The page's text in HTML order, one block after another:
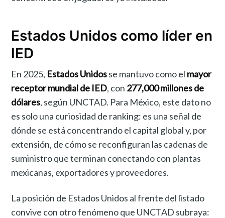
Estados Unidos como líder en
IED
En 2025, Estados Unidosse mantuvo como el mayor
receptor mundial de IED, con 277,000 millones de
dólares, según UNCTAD. Para México, este dato no
es solo una curiosidad de ranking: es una señal de
dónde se está concentrando el capital global y, por
extensión, de cómo se reconfiguran las cadenas de
suministro que terminan conectando con plantas
mexicanas, exportadores y proveedores.
La posición de Estados Unidos al frente del listado
convive con otro fenómeno que UNCTAD subraya: